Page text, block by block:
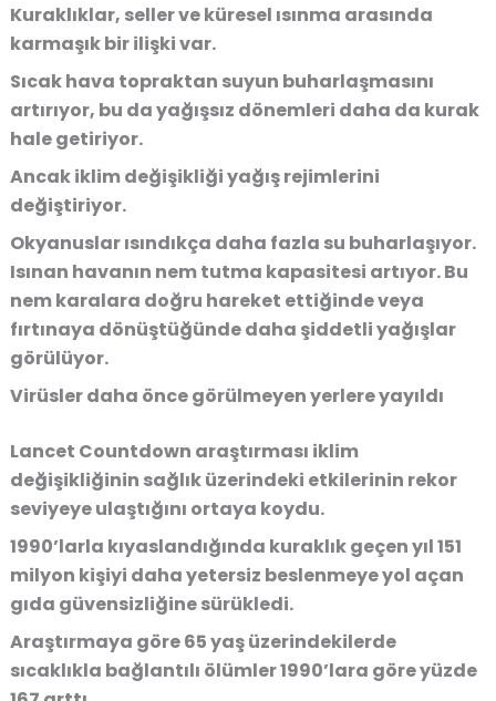
Kuraklıklar, seller ve küresel ısınma arasında
karmaşık bir ilişki var.
Sıcak hava topraktan suyun buharlaşmasını
artırıyor, bu da yağışsız dönemleri daha da kurak
hale getiriyor.
Ancak iklim değişikliği yağış rejimlerini
değiştiriyor.
Okyanuslar ısındıkça daha fazla su buharlaşıyor.
Isınan havanın nem tutma kapasitesi artıyor. Bu
nem karalara doğru hareket ettiğinde veya
fırtınaya dönüştüğünde daha şiddetli yağışlar
görülüyor.
Virüsler daha önce görülmeyen yerlere yayıldı
Lancet Countdown araştırması iklim
değişikliğinin sağlık üzerindeki etkilerinin rekor
seviyeye ulaştığını ortaya koydu.
1990’larla kıyaslandığında kuraklık geçen yıl 151
milyon kişiyi daha yetersiz beslenmeye yol açan
gıda güvensizliğine sürükledi.
Araştırmaya göre 65 yaş üzerindekilerde
sıcaklıkla bağlantılı ölümler 1990’lara göre yüzde